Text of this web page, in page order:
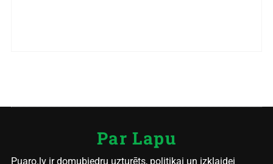
Par Lapu
Puaro.lv ir domubiedru uzturēts, politikai un izklaidei